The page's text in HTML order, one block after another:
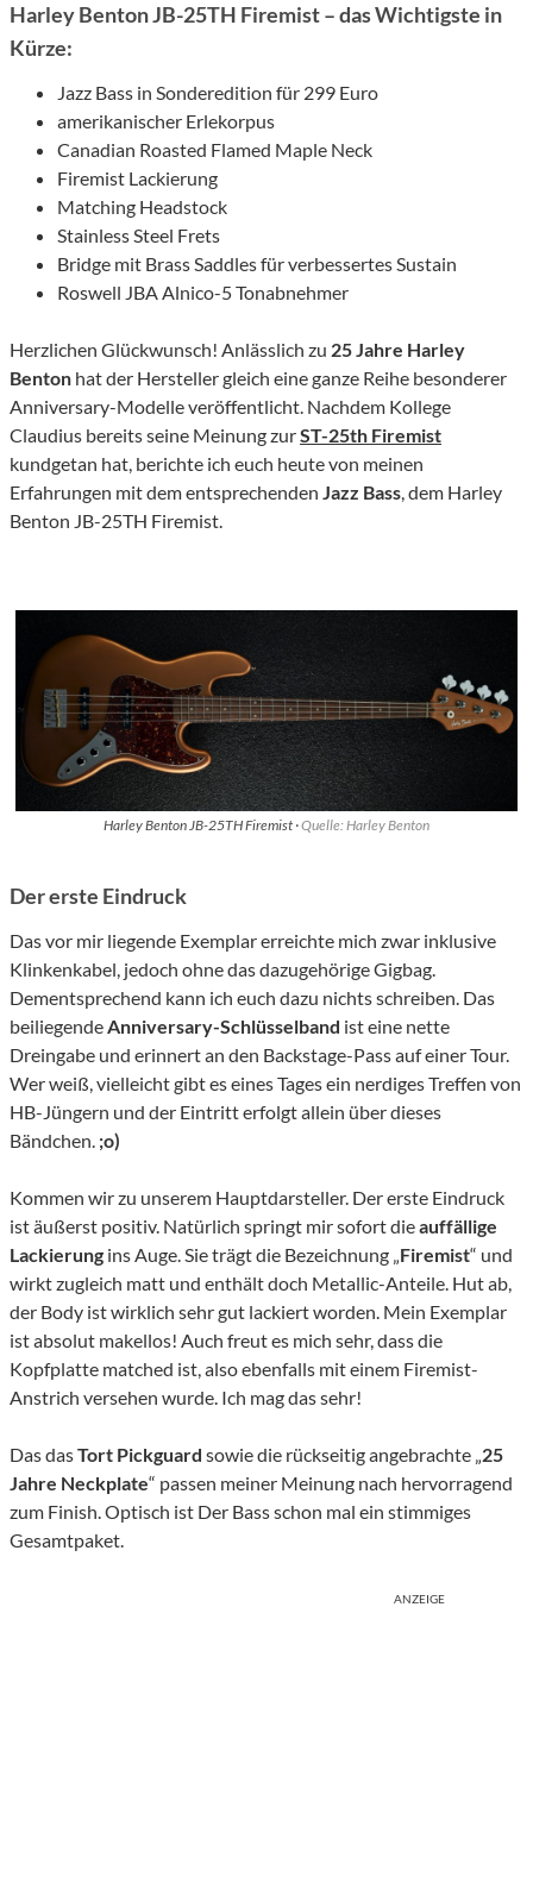
Harley Benton JB-25TH Firemist – das Wichtigste in
Kürze:
Jazz Bass in Sonderedition für 299 Euro
amerikanischer Erlekorpus
Canadian Roasted Flamed Maple Neck
Firemist Lackierung
Matching Headstock
Stainless Steel Frets
Bridge mit Brass Saddles für verbessertes Sustain
Roswell JBA Alnico-5 Tonabnehmer
Herzlichen Glückwunsch! Anlässlich zu 25 Jahre Harley
Benton hat der Hersteller gleich eine ganze Reihe besonderer
Anniversary-Modelle veröffentlicht. Nachdem Kollege
Claudius bereits seine Meinung zurST-25th Firemist
kundgetan hat, berichte ich euch heute von meinen
Erfahrungen mit dem entsprechenden Jazz Bass, dem Harley
Benton JB-25TH Firemist.
Harley Benton JB-25TH Firemist ·Quelle: Harley Benton
Der erste Eindruck
Das vor mir liegende Exemplar erreichte mich zwar inklusive
Klinkenkabel, jedoch ohne das dazugehörige Gigbag.
Dementsprechend kann ich euch dazu nichts schreiben. Das
beiliegendeAnniversary-Schlüsselband ist eine nette
Dreingabe und erinnert an den Backstage-Pass auf einer Tour.
Wer weiß, vielleicht gibt es eines Tages ein nerdiges Treffen von
HB-Jüngern und der Eintritt erfolgt allein über dieses
Bändchen. ;o)
Kommen wir zu unserem Hauptdarsteller. Der erste Eindruck
ist äußerst positiv. Natürlich springt mir sofort dieauffällige
Lackierung ins Auge. Sie trägt die Bezeichnung „Firemist“ und
wirkt zugleich matt und enthält doch Metallic-Anteile. Hut ab,
der Body ist wirklich sehr gut lackiert worden. Mein Exemplar
ist absolut makellos! Auch freut es mich sehr, dass die
Kopfplatte matched ist, also ebenfalls mit einem Firemist-
Anstrich versehen wurde. Ich mag das sehr!
Das dasTort Pickguard sowie die rückseitig angebrachte „25
Jahre Neckplate“ passen meiner Meinung nach hervorragend
zum Finish. Optisch ist Der Bass schon mal ein stimmiges
Gesamtpaket.
ANZEIGE